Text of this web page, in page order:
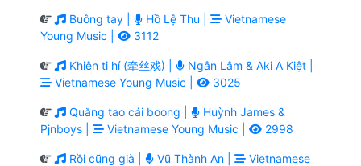
Buông tay | Hồ Lệ Thu |
Vietnamese
Young Music |
3112
Khiên ti hí (牵丝戏) |
Ngân Lâm & Aki A Kiệt |
Vietnamese Young Music |
3025
Quăng tao cái boong |
Huỳnh James &
Pjnboys |
Vietnamese Young Music | 2998
Rồi cũng già | Vũ Thành An |
Vietnamese